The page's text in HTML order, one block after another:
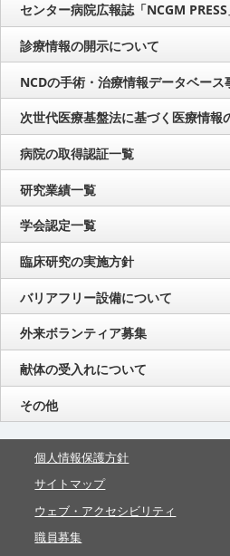
センター病院広報誌「NCGM PRESS
診療情報の開示について
NCDの手術・治療情報データベース
次世代医療基盤法に基づく医療情報
病院の取得認証一覧
研究業績一覧
学会認定一覧
臨床研究の実施方針
バリアフリー設備について
外来ボランティア募集
献体の受入れについて
その他
個人情報保護方針
サイトマップ
ウェブ・アクセシビリティ
職員募集